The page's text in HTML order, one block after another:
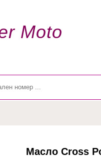
Moto
Масло Cross